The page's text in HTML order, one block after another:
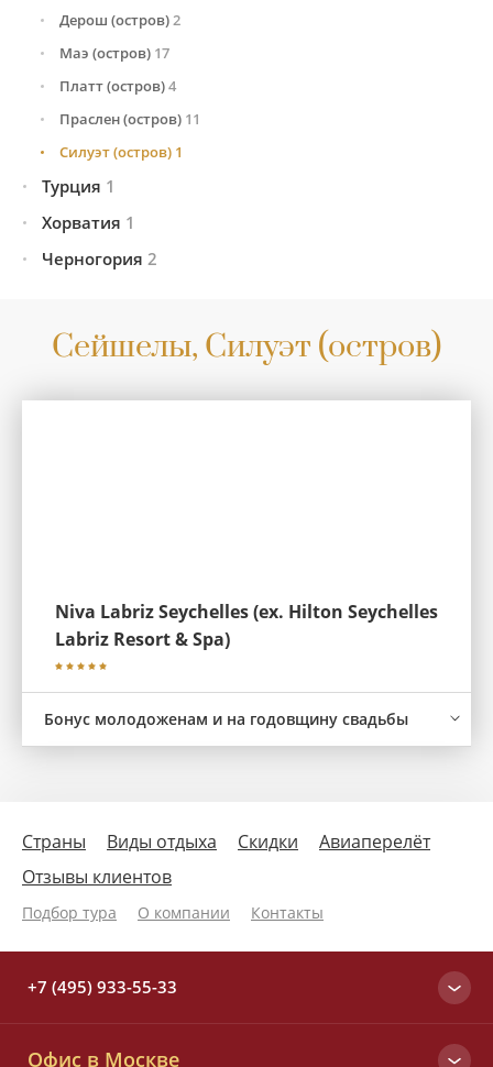
Северное побережье
Центральная часть
Южная часть 42
Дерош (остров)2
Маэ (остров) 17
Платт (остров)4
Праcлен (остров) 11
Силуэт (остров) 1
Турция 1
Стамбул 1
Хорватия 1
Сплит1
Черногория 2
Сейшелы, Силуэт (остров)
Niva Labriz Seychelles (ex. Hilton Seychelles
Labriz Resort & Spa)
Бонус молодоженам и на годовщину свадьбы
Страны Виды отдыха Скидки
Авиаперелёт
Отзывы клиентов
Подбор тура О компании Контакты
+7 (495) 933-55-33
+7 (495) 933-55-33
Офис в Москве